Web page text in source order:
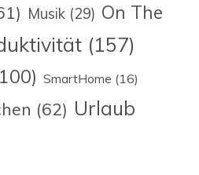
Musik (29) On The
(157)
SmartHome (16)
(62) Urlaub